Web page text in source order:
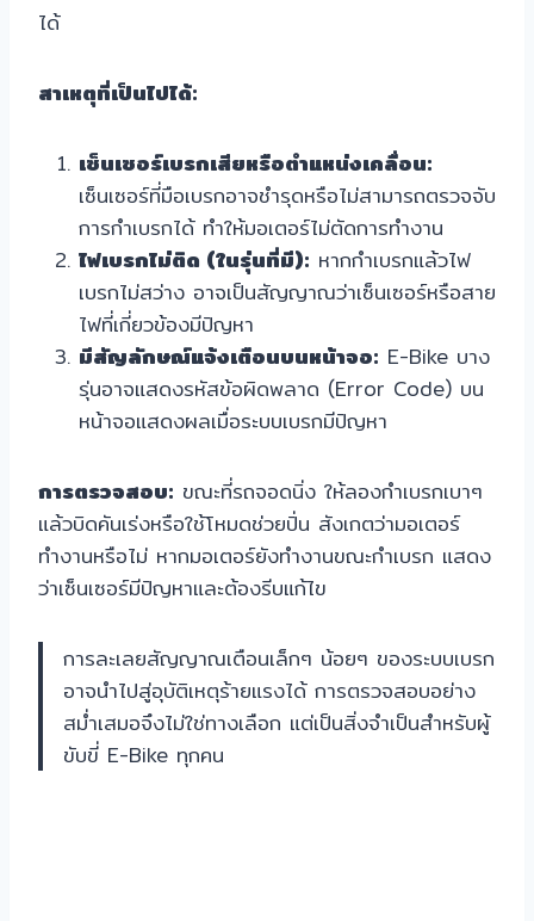
ได้
สาเหตุที่เป็นไปได้:
เซ็นเซอร์เบรกเสียหรือตำแหน่งเคลื่อน:
เซ็นเซอร์ที่มือเบรกอาจชำรุดหรือไม่สามารถตรวจจับ
การกำเบรกได้ ทำให้มอเตอร์ไม่ตัดการทำงาน
ไฟเบรกไม่ติด (ในรุ่นที่มี): หากกำเบรกแล้วไฟ
เบรกไม่สว่าง อาจเป็นสัญญาณว่าเซ็นเซอร์หรือสาย
ไฟที่เกี่ยวข้องมีปัญหา
มีสัญลักษณ์แจ้งเตือนบนหน้าจอ: E-Bike บาง
รุ่นอาจแสดงรหัสข้อผิดพลาด (Error Code) บน
หน้าจอแสดงผลเมื่อระบบเบรกมีปัญหา
การตรวจสอบ: ขณะที่รถจอดนิ่ง ให้ลองกำเบรกเบาๆ
แล้วบิดคันเร่งหรือใช้โหมดช่วยปั่น สังเกตว่ามอเตอร์
ทำงานหรือไม่ หากมอเตอร์ยังทำงานขณะกำเบรก แสดง
ว่าเซ็นเซอร์มีปัญหาและต้องรีบแก้ไข
การละเลยสัญญาณเตือนเล็กๆ น้อยๆ ของระบบเบรก
อาจนำไปสู่อุบัติเหตุร้ายแรงได้ การตรวจสอบอย่าง
สม่ำเสมอจึงไม่ใช่ทางเลือก แต่เป็นสิ่งจำเป็นสำหรับผู้
ขับขี่ E-Bike ทุกคน